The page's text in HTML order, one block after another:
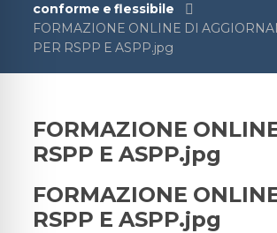
conforme e flessibile
FORMAZIONE ONLINE DI
PER RSPP E ASPP.jpg
FORMAZIONE
RSPP E ASPP.jpg
FORMAZIONE
RSPP E ASPP.jpg